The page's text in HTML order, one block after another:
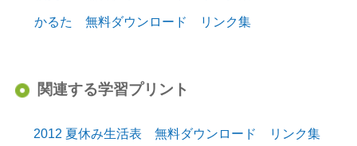
かるた 無料ダウンロード リンク集
関連する学習プリント
2012 夏休み生活表 無料ダウンロード リンク集